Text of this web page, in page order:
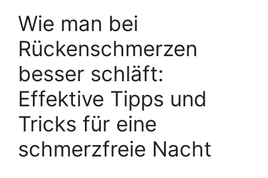
Wie man bei
Rückenschmerzen
besser schläft:
Effektive Tipps und
Tricks für eine
schmerzfreie Nacht